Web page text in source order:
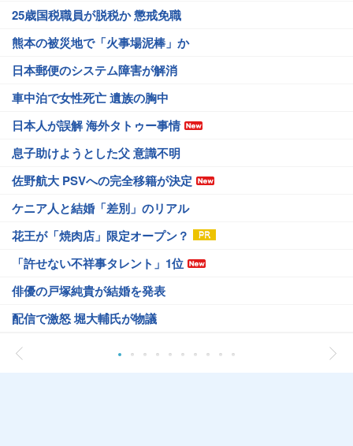
25歳国税職員が脱税か 懲戒免職
熊本の被災地で「火事場泥棒」か
日本郵便のシステム障害が解消
車中泊で女性死亡 遺族の胸中
日本人が誤解 海外タトゥー事情
息子助けようとした父 意識不明
佐野航大 PSVへの完全移籍が決定
ケニア人と結婚「差別」のリアル
花王が「焼肉店」限定オープン？
「許せない不祥事タレント」1位
俳優の戸塚純貴が結婚を発表
配信で激怒 堀大輔氏が物議